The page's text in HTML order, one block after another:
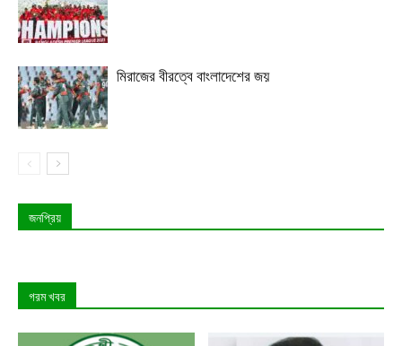
মিরাজের বীরত্বে বাংলাদেশের জয়
জনপ্রিয়
গরম খবর